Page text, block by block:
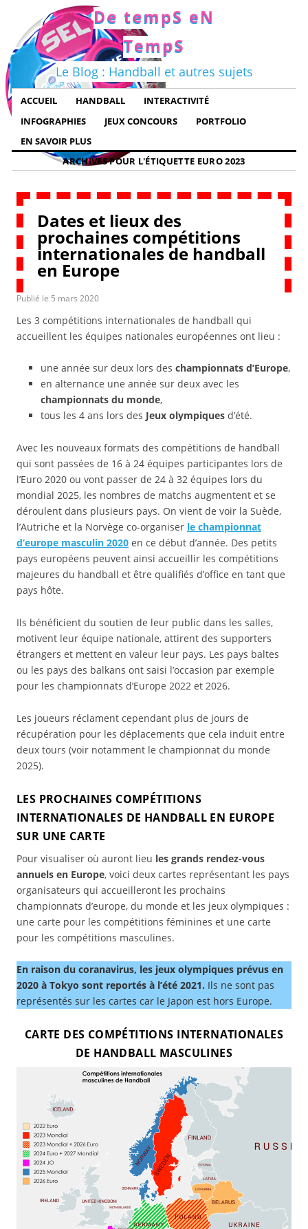
De tempS eN
TempS
Le Blog : Handball et autres sujets
ACCUEIL HANDBALL
INTERACTIVITÉ
INFOGRAPHIES
JEUX CONCOURS
PORTFOLIO
EN SAVOIR PLUS
ARCHIVES POUR L'ÉTIQUETTE EURO 2023
Dates et lieux des
prochaines compétitions
internationales de handball
en Europe
Publié le 5 mars 2020
Les 3 compétitions internationales de handball qui
accueillent les équipes nationales européennes ont lieu :
une année sur deux lors deschampionnats d’Europe,
en alternance une année sur deux avec les
championnats du monde,
tous les 4 ans lors des Jeux olympiques d’été.
Avec les nouveaux formats des compétitions de handball
qui sont passées de 16 à 24 équipes participantes lors de
l’Euro 2020 ou vont passer de 24 à 32 équipes lors du
mondial 2025, les nombres de matchs augmentent et se
déroulent dans plusieurs pays. On vient de voir la Suède,
l’Autriche et la Norvège co-organiser le championnat
d’europe masculin 2020 en ce début d’année. Des petits
pays européens peuvent ainsi accueillir les compétitions
majeures du handball et être qualifiés d’office en tant que
pays hôte.
Ils bénéficient du soutien de leur public dans les salles,
motivent leur équipe nationale, attirent des supporters
étrangers et mettent en valeur leur pays. Les pays baltes
ou les pays des balkans ont saisi l’occasion par exemple
pour les championnats d’Europe 2022 et 2026.
Les joueurs réclament cependant plus de jours de
récupération pour les déplacements que cela induit entre
deux tours (voir notamment le championnat du monde
2025).
LES PROCHAINES COMPÉTITIONS
INTERNATIONALES DE HANDBALL EN EUROPE
SUR UNE CARTE
Pour visualiser où auront lieu les grands rendez-vous
annuels en Europe, voici deux cartes représentant les pays
organisateurs qui accueilleront les prochains
championnats d’europe, du monde et les jeux olympiques :
une carte pour les compétitions féminines et une carte
pour les compétitions masculines.
En raison du coranavirus, les jeux olympiques prévus en
2020 à Tokyo sont reportés à l’été 2021. Ils ne sont pas
représentés sur les cartes car le Japon est hors Europe.
CARTE DES COMPÉTITIONS INTERNATIONALES
DE HANDBALL MASCULINES